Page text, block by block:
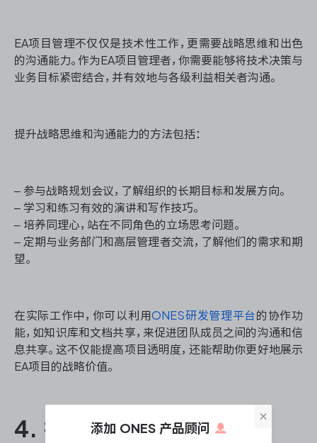
EA项目管理不仅仅是技术性工作，更需要战略思维和出色
的沟通能力。作为EA项目管理者，你需要能够将技术决策与
业务目标紧密结合，并有效地与各级利益相关者沟通。
提升战略思维和沟通能力的方法包括：
– 参与战略规划会议，了解组织的长期目标和发展方向。
– 学习和练习有效的演讲和写作技巧。
– 培养同理心，站在不同角色的立场思考问题。
– 定期与业务部门和高层管理者交流，了解他们的需求和期
望。
在实际工作中，你可以利用ONES研发管理平台的协作功
能，如知识库和文档共享，来促进团队成员之间的沟通和信
息共享。这不仅能提高项目透明度，还能帮助你更好地展示
EA项目的战略价值。
4. 持续学习和创新
×
添加 ONES 产品顾问